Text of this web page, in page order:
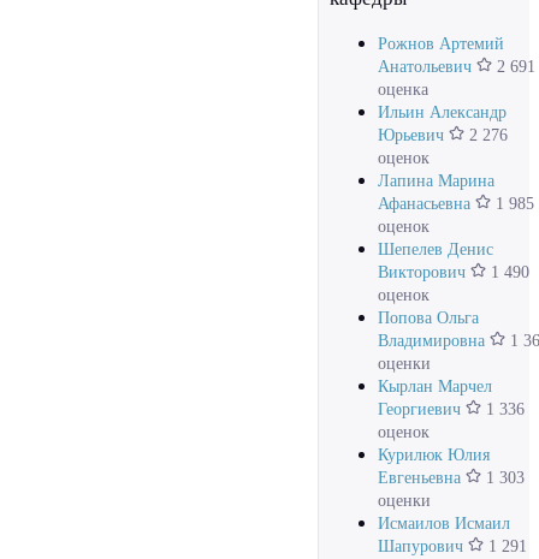
Рожнов Артемий
Анатольевич
2 691
оценка
Ильин Александр
Юрьевич
2 276
оценок
Лапина Марина
Афанасьевна
1 985
оценок
Шепелев Денис
Викторович
1 490
оценок
Попова Ольга
Владимировна
1
оценки
Кырлан Марчел
Георгиевич
1 336
оценок
Курилюк Юлия
Евгеньевна
1 303
оценки
Исмаилов Исмаил
Шапурович
1 291